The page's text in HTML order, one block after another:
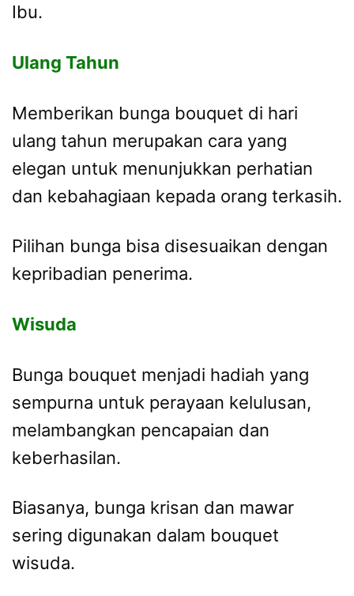
Ibu.
Ulang Tahun
Memberikan bunga bouquet di hari
ulang tahun merupakan cara yang
elegan untuk menunjukkan perhatian
dan kebahagiaan kepada orang terkasih.
Pilihan bunga bisa disesuaikan dengan
kepribadian penerima.
Wisuda
Bunga bouquet menjadi hadiah yang
sempurna untuk perayaan kelulusan,
melambangkan pencapaian dan
keberhasilan.
Biasanya, bunga krisan dan mawar
sering digunakan dalam bouquet
wisuda.